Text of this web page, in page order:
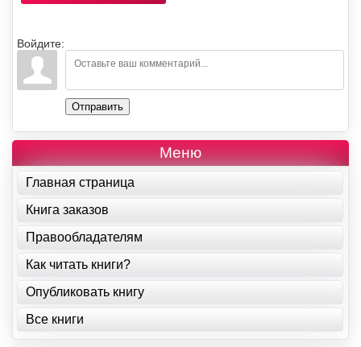
Войдите:
Отправить
Меню
Главная страница
Книга заказов
Правообладателям
Как читать книги?
Опубликовать книгу
Все книги